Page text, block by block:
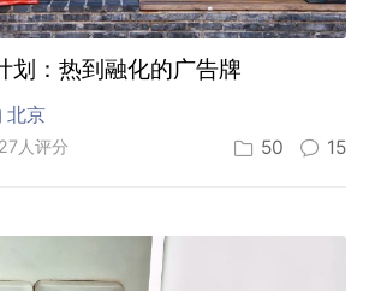
划：热到融化的广告牌
北京
27人评分 50 15